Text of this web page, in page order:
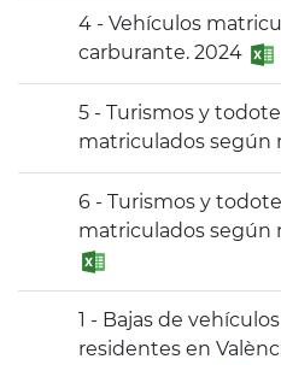
4 - Vehículos
carburante. 2024
5 - Turismos y
matriculados según
6 - Turismos y
matriculados según
1 - Bajas de
residentes en